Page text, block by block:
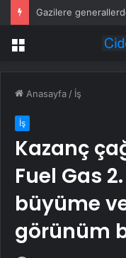
Gazilere
Menü
Anasayfa / İş
İş
Kazanç
Fuel Gas
büyüme
görünüm